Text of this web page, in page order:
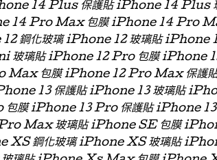
14 Plus 保護貼 iPhone 14 Plus
14 Pro Max 包膜 iPhone 14 Pro
12 鋼化玻璃 iPhone 12 玻璃貼
玻璃貼 iPhone 12 Pro 包膜 iPhone
Max 包膜 iPhone 12 Pro Max 保護
13 保護貼 iPhone 13 玻璃貼
包膜 iPhone 13 Pro 保護貼 iPhone
Max 玻璃貼 iPhone SE 包膜
XS 鋼化玻璃 iPhone XS 玻璃貼